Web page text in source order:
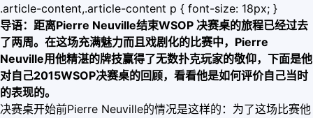
.article-content,.article-content p { font-size: 18px; }
导语：距离Pierre Neuville结束WSOP 决赛桌的旅程已经过去
了两周。在这场充满魅力而且戏剧化的比赛中，Pierre
Neuville用他精湛的牌技赢得了无数扑克玩家的敬仰，下面是他
对自己2015WSOP决赛桌的回顾，看看他是如何评价自己当时
的表现的。
决赛桌开始前Pierre Neuville的情况是这样的：为了这场比赛他